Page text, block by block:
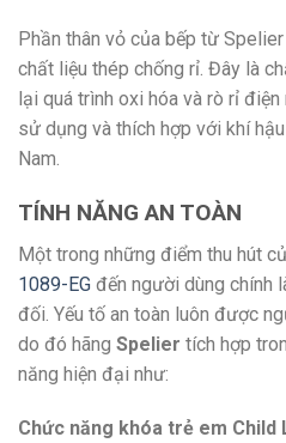
Phần thân vỏ của bếp từ Spelier
chất liệu thép chống rỉ. Đây là
lại quá trình oxi hóa và rò rỉ
sử dụng và thích hợp với khí
Nam.
TÍNH NĂNG AN TOÀN
Một trong những điểm thu hút
1089-EG đến người dùng chính
đối. Yếu tố an toàn luôn được
do đó hãng Spelier tích hợp
năng hiện đại như:
Chức năng khóa trẻ em Child